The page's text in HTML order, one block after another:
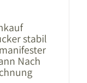
stabil
Nach